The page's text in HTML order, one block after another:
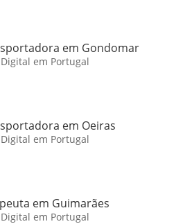
em Gondomar
em Portugal
em Oeiras
em Portugal
em Guimarães
em Portugal